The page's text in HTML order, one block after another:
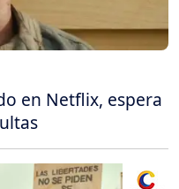
en Netflix, espera